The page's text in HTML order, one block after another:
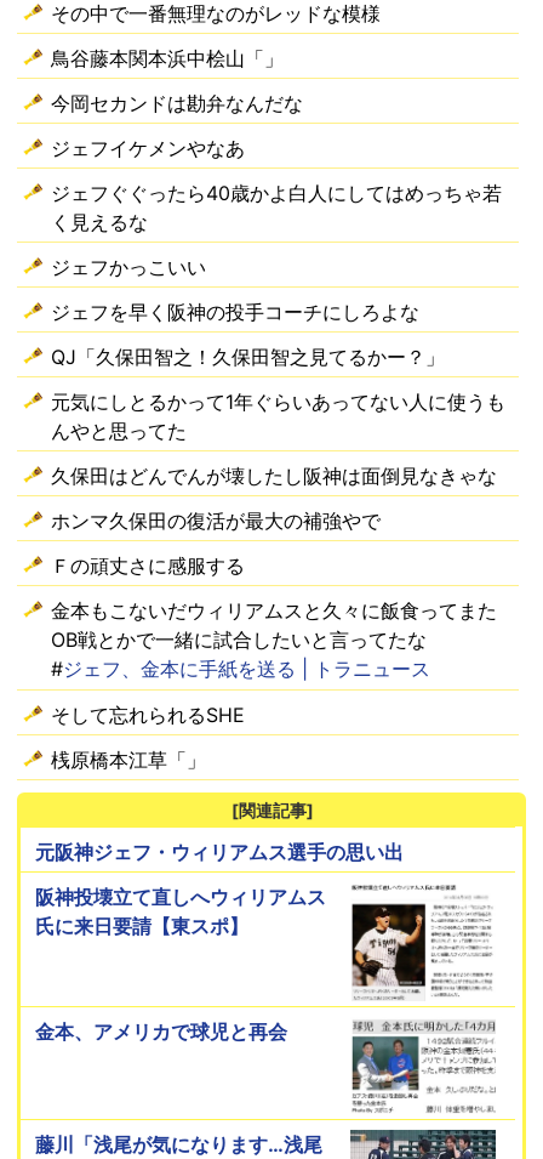
その中で一番無理なのがレッドな模様
鳥谷藤本関本浜中桧山「」
今岡セカンドは勘弁なんだな
ジェフイケメンやなあ
ジェフぐぐったら40歳かよ白人にしてはめっちゃ若
く見えるな
ジェフかっこいい
ジェフを早く阪神の投手コーチにしろよな
QJ「久保田智之！久保田智之見てるかー？」
元気にしとるかって1年ぐらいあってない人に使うも
んやと思ってた
久保田はどんでんが壊したし阪神は面倒見なきゃな
ホンマ久保田の復活が最大の補強やで
Ｆの頑丈さに感服する
金本もこないだウィリアムスと久々に飯食ってまた
OB戦とかで一緒に試合したいと言ってたな
#ジェフ、金本に手紙を送る | トラニュース
そして忘れられるSHE
桟原橋本江草「」
[関連記事]
元阪神ジェフ・ウィリアムス選手の思い出
阪神投壊立て直しへウィリアムス
氏に来日要請【東スポ】
金本、アメリカで球児と再会
藤川「浅尾が気になります…浅尾